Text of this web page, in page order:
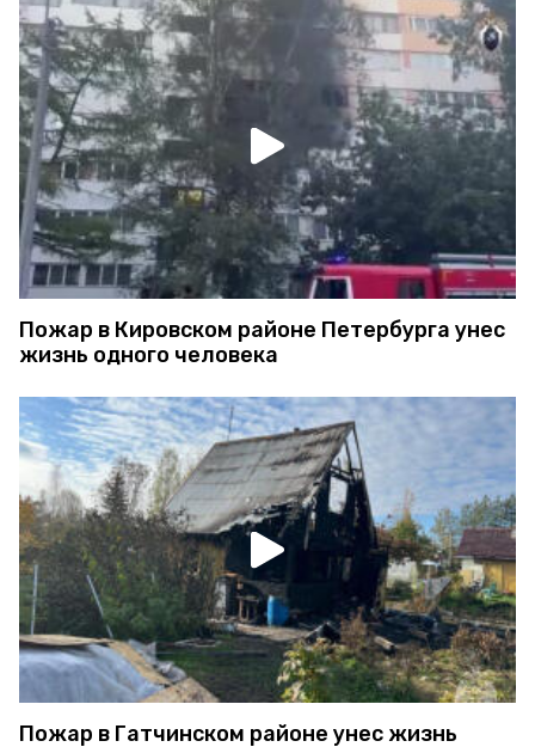
Пожар в Кировском районе Петербурга унес
жизнь одного человека
Пожар в Гатчинском районе унес жизнь